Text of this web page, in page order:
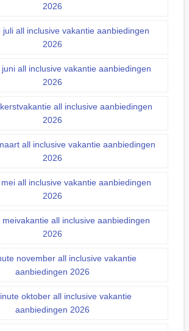
2026
juli all inclusive vakantie aanbiedingen
2026
all inclusive vakantie aanbiedingen
2026
all inclusive aanbiedingen
2026
all inclusive vakantie aanbiedingen
2026
all inclusive vakantie aanbiedingen
2026
meivakantie all inclusive aanbiedingen
2026
november all inclusive vakantie
aanbiedingen 2026
oktober all inclusive vakantie
aanbiedingen 2026